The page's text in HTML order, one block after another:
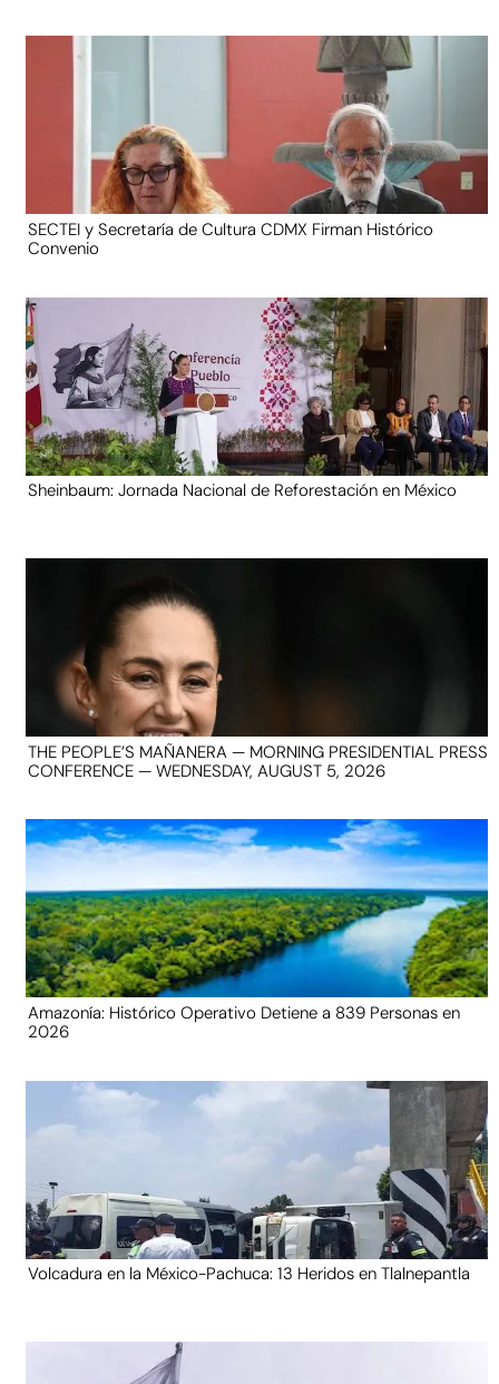
SECTEI y Secretaría de Cultura CDMX Firman Histórico
Convenio
Sheinbaum: Jornada Nacional de Reforestación en México
THE PEOPLE’S MAÑANERA — MORNING PRESIDENTIAL PRESS
CONFERENCE — WEDNESDAY, AUGUST 5, 2026
Amazonía: Histórico Operativo Detiene a 839 Personas en
2026
Volcadura en la México-Pachuca: 13 Heridos en Tlalnepantla